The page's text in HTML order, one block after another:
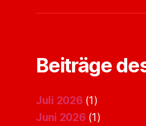
Beiträge
Juli 2026 (1)
Juni 2026 (1)